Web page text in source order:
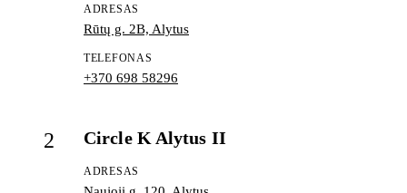
ADRESAS
Rūtų g. 2B, Alytus
TELEFONAS
+370 698 58296
2 Circle K Alytus II
ADRESAS